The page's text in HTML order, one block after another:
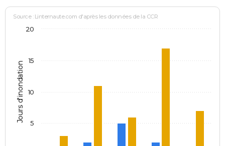
Jours d'inondation
Source : Linternaute.com d'après les données de la CCR
5
10
15
20